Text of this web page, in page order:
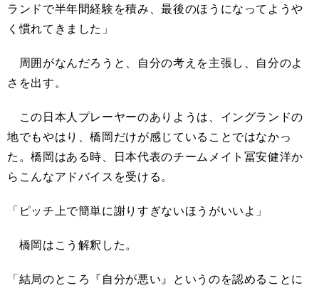
ランドで半年間経験を積み、最後のほうになってようや
く慣れてきました」
周囲がなんだろうと、自分の考えを主張し、自分のよ
さを出す。
この日本人プレーヤーのありようは、イングランドの
地でもやはり、橋岡だけが感じていることではなかっ
た。橋岡はある時、日本代表のチームメイト冨安健洋か
らこんなアドバイスを受ける。
「ピッチ上で簡単に謝りすぎないほうがいいよ」
橋岡はこう解釈した。
「結局のところ『自分が悪い』というのを認めることに